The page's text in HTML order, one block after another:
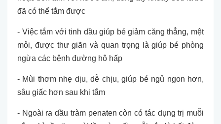
đã có thể tắm được
- Việc tắm với tinh dầu giúp bé giảm căng thẳng, mệt
mỏi, được thư giãn và quan trọng là giúp bé phòng
ngừa các bệnh đường hô hấp
- Mùi thơm nhẹ dịu, dễ chịu, giúp bé ngủ ngon hơn,
sâu giấc hơn sau khi tắm
- Ngoài ra dầu tràm penaten còn có tác dụng trị muỗi